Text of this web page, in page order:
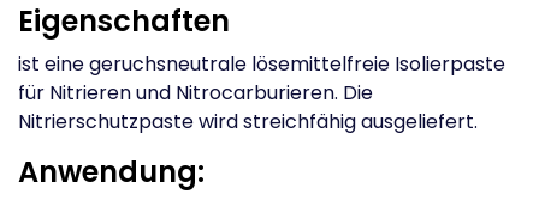
Eigenschaften
ist eine geruchsneutrale lösemittelfreie Isolierpaste
für Nitrieren und Nitrocarburieren. Die
Nitrierschutzpaste wird streichfähig ausgeliefert.
Anwendung: